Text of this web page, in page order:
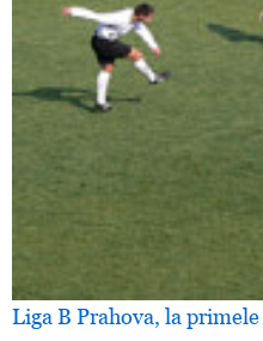
Liga B Prahova, la